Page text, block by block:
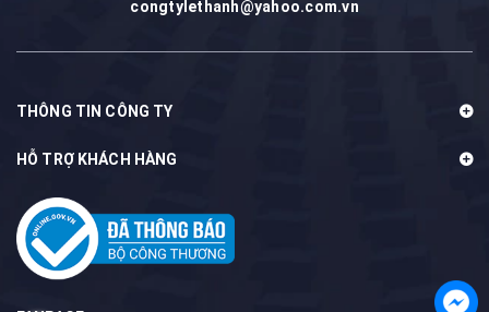
congtylethanh@yahoo.com.vn
THÔNG TIN CÔNG TY
HỖ TRỢ KHÁCH HÀNG